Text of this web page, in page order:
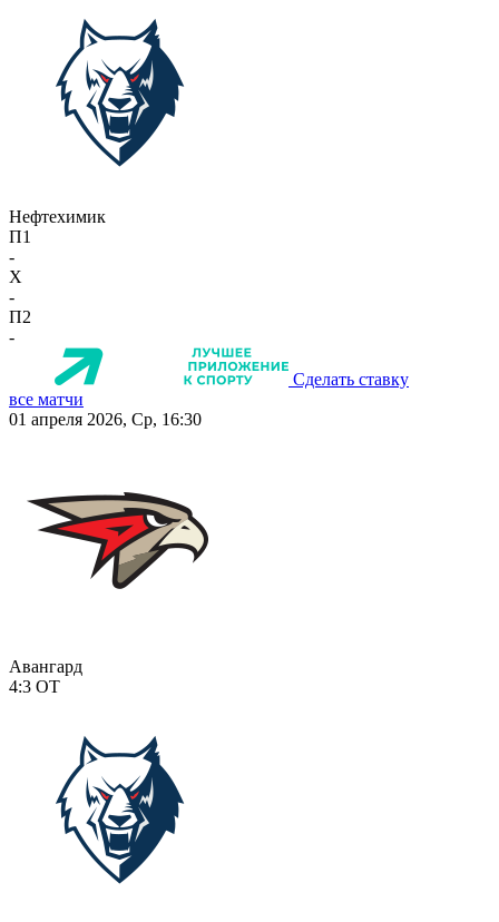
Нефтехимик
П1
-
X
-
П2
-
Сделать ставку
все матчи
01 апреля 2026, Ср, 16:30
Авангард
4:3 ОТ